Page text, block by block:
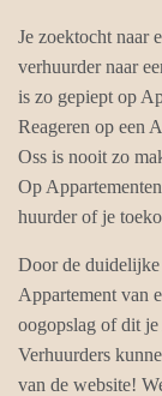
Je zoektocht naar
verhuurder naar
is zo gepiept op
Reageren op een
Oss is nooit zo
Op
huurder of je
Door de duidelijke
Appartement van
oogopslag of dit
Verhuurders
van de website!